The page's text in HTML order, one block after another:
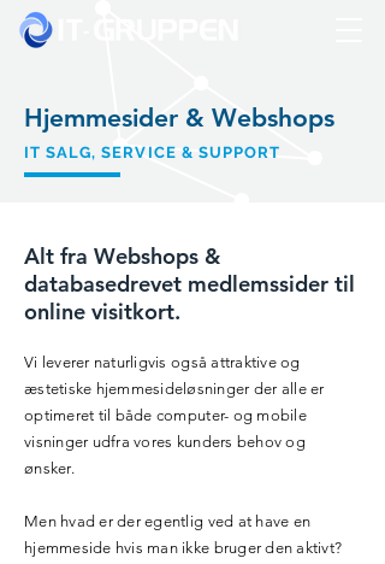
Hjemmesider & Webshops
IT SALG, SERVICE & SUPPORT
Alt fra Webshops &
databasedrevet medlemssider til
online visitkort.
Vi leverer naturligvis også attraktive og
æstetiske hjemmesideløsninger der alle er
optimeret til både computer- og mobile
visninger udfra vores kunders behov og
ønsker.
Men hvad er der egentlig ved at have en
hjemmeside hvis man ikke bruger den aktivt?